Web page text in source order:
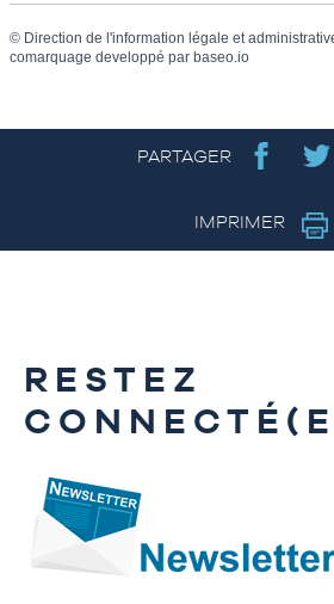
© Direction de l'information légale et
comarquage developpé par baseo.io
PARTAGER
IMPRIMER
RESTEZ